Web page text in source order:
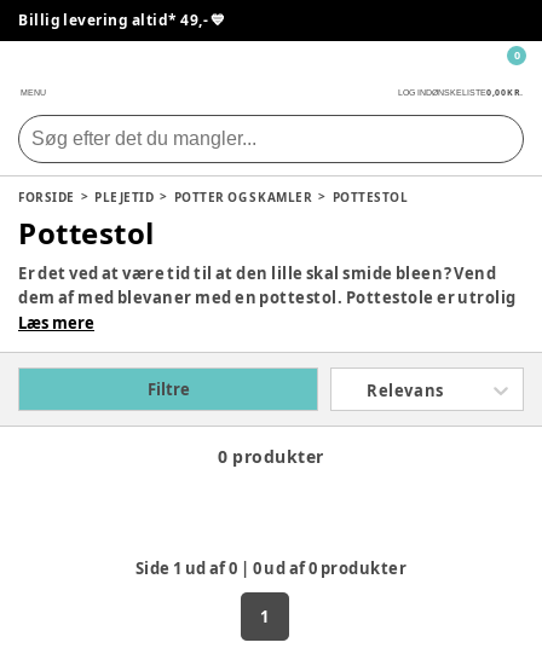
Billig levering altid* 49,- 💙
MENU LOG INDØNSKELISTE0,00 KR.
0
FORSIDE PLEJETID POTTER OG SKAMLER POTTESTOL
Pottestol
Er det ved at være tid til at den lille skal smide bleen? Vend
dem af med blevaner med en pottestol. Pottestole er utrolig
praktiske, og virkelig gode til at træne dit barn i at gå på
opgraderet i form af en pottestol, hvor der er en smule mere
komfort for din guldklump.
Læs mere
Filtre Relevans
0 produkter
Side 1 ud af0 | 0ud af0 produkter
1